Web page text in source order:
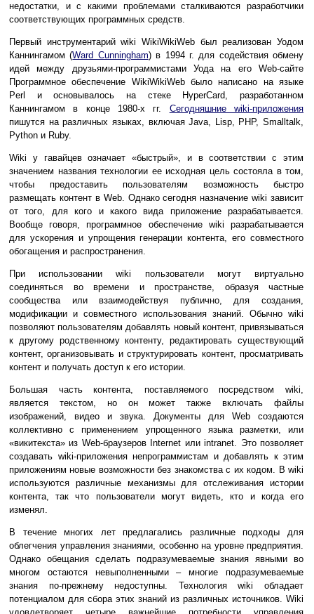
недостатки, и с какими проблемами сталкиваются разработчики
соответствующих программных средств.
Первый инструментарий wiki WikiWikiWeb был реализован Уодом
Каннингамом (Ward Cunningham) в 1994 г. для содействия обмену
идей между друзьями-программистами Уода на его Web-сайте
Программное обеспечение WikiWikiWeb было написано на языке
Perl и основывалось на стеке HyperCard, разработанном
Каннингамом в конце 1980-х гг. Сегодняшние wiki-приложения
пишутся на различных языках, включая Java, Lisp, PHP, Smalltalk,
Python и Ruby.
Wiki у гавайцев означает «быстрый», и в соответствии с этим
значением названия технологии ее исходная цель состояла в том,
чтобы предоставить пользователям возможность быстро
размещать контент в Web. Однако сегодня назначение wiki зависит
от того, для кого и какого вида приложение разрабатывается.
Вообще говоря, программное обеспечение wiki разрабатывается
для ускорения и упрощения генерации контента, его совместного
обогащения и распространения.
При использовании wiki пользователи могут виртуально
соединяться во времени и пространстве, образуя частные
сообщества или взаимодействуя публично, для создания,
модификации и совместного использования знаний. Обычно wiki
позволяют пользователям добавлять новый контент, привязываться
к другому родственному контенту, редактировать существующий
контент, организовывать и структурировать контент, просматривать
контент и получать доступ к его истории.
Большая часть контента, поставляемого посредством wiki,
является текстом, но он может также включать файлы
изображений, видео и звука. Документы для Web создаются
коллективно с применением упрощенного языка разметки, или
«викитекста» из Web-браузеров Internet или intranet. Это позволяет
создавать wiki-приложения непрограммистам и добавлять к этим
приложениям новые возможности без знакомства с их кодом. В wiki
используются различные механизмы для отслеживания истории
контента, так что пользователи могут видеть, кто и когда его
изменял.
В течение многих лет предлагались различные подходы для
облегчения управления знаниями, особенно на уровне предприятия.
Однако обещания сделать подразумеваемые знания явными во
многом остаются невыполненными – многие подразумеваемые
знания по-прежнему недоступны. Технология wiki обладает
потенциалом для сбора этих знаний из различных источников. Wiki